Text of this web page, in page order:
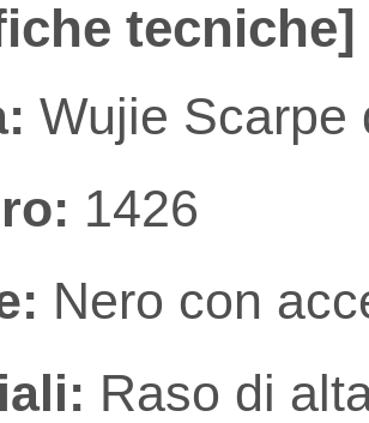
tecniche]
Wujie Scarpe
1426
Nero con
Raso di